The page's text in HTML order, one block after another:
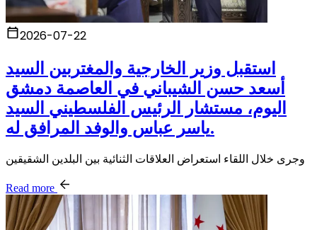
2026-07-22
استقبل وزير الخارجية والمغتربين السيد
أسعد حسن الشيباني في العاصمة دمشق
اليوم، مستشار الرئيس الفلسطيني السيد
ياسر عباس والوفد المرافق له.
وجرى خلال اللقاء استعراض العلاقات الثنائية بين البلدين الشقيقين
Read more